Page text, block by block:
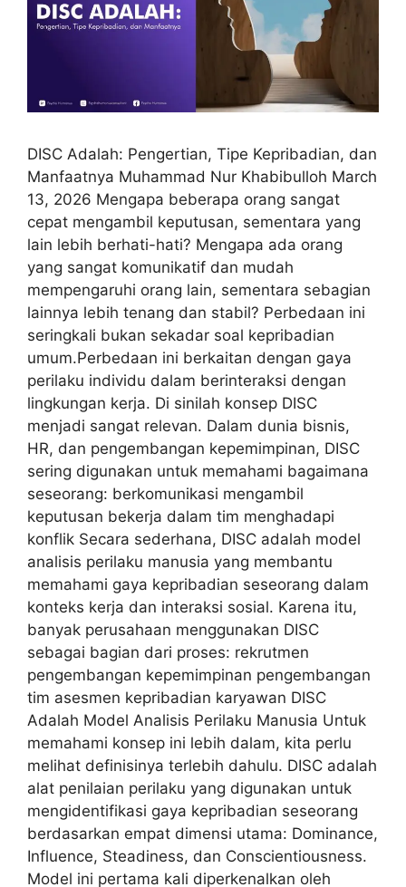
DISC Adalah: Pengertian, Tipe Kepribadian, dan
Manfaatnya Muhammad Nur Khabibulloh March
13, 2026 Mengapa beberapa orang sangat
cepat mengambil keputusan, sementara yang
lain lebih berhati-hati? Mengapa ada orang
yang sangat komunikatif dan mudah
mempengaruhi orang lain, sementara sebagian
lainnya lebih tenang dan stabil? Perbedaan ini
seringkali bukan sekadar soal kepribadian
umum.Perbedaan ini berkaitan dengan gaya
perilaku individu dalam berinteraksi dengan
lingkungan kerja. Di sinilah konsep DISC
menjadi sangat relevan. Dalam dunia bisnis,
HR, dan pengembangan kepemimpinan, DISC
sering digunakan untuk memahami bagaimana
seseorang: berkomunikasi mengambil
keputusan bekerja dalam tim menghadapi
konflik Secara sederhana, DISC adalah model
analisis perilaku manusia yang membantu
memahami gaya kepribadian seseorang dalam
konteks kerja dan interaksi sosial. Karena itu,
banyak perusahaan menggunakan DISC
sebagai bagian dari proses: rekrutmen
pengembangan kepemimpinan pengembangan
tim asesmen kepribadian karyawan DISC
Adalah Model Analisis Perilaku Manusia Untuk
memahami konsep ini lebih dalam, kita perlu
melihat definisinya terlebih dahulu. DISC adalah
alat penilaian perilaku yang digunakan untuk
mengidentifikasi gaya kepribadian seseorang
berdasarkan empat dimensi utama: Dominance,
Influence, Steadiness, dan Conscientiousness.
Model ini pertama kali diperkenalkan oleh